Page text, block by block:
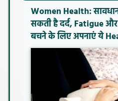
Women Health:
सकती है दर्द, Fatigue
बचने के लिए अपनाएं ये